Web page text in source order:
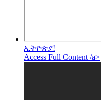
ኢትዮጵያ!
Access Full Content /a>